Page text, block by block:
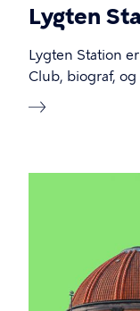
Lygten
Lygten Station
Club, biograf,